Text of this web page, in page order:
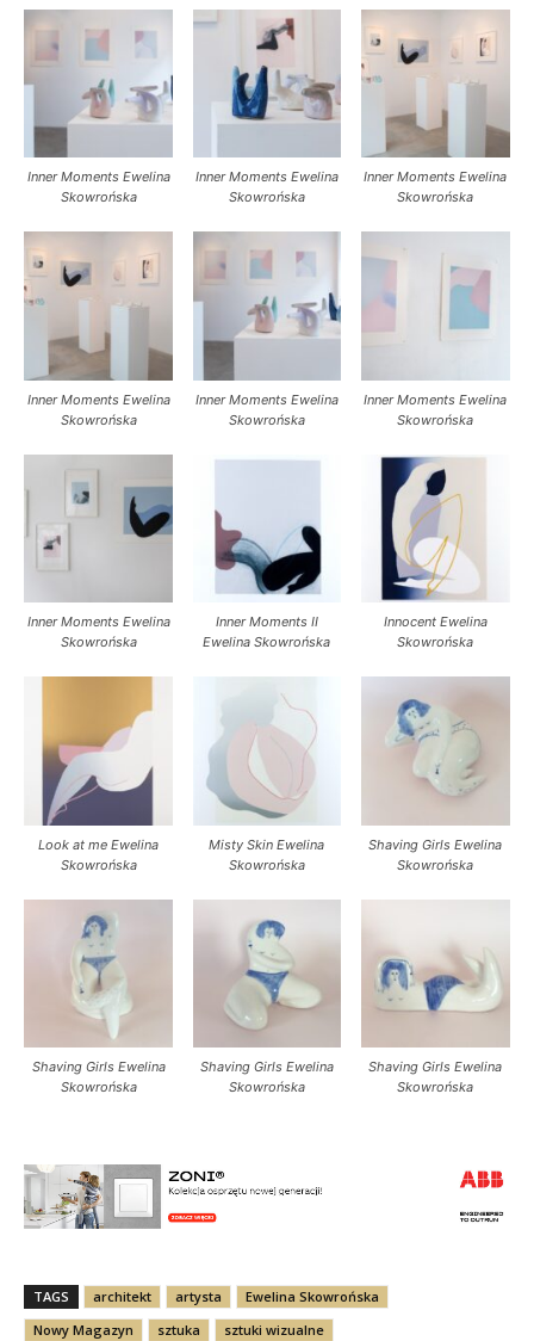
Inner Moments Ewelina
Skowrońska
Inner Moments Ewelina
Skowrońska
Inner Moments Ewelina
Skowrońska
Inner Moments Ewelina
Skowrońska
Inner Moments Ewelina
Skowrońska
Inner Moments Ewelina
Skowrońska
Inner Moments Ewelina
Skowrońska
Inner Moments II
Ewelina Skowrońska
Innocent Ewelina
Skowrońska
Look at me Ewelina
Skowrońska
Misty Skin Ewelina
Skowrońska
Shaving Girls Ewelina
Skowrońska
Shaving Girls Ewelina
Skowrońska
Shaving Girls Ewelina
Skowrońska
Shaving Girls Ewelina
Skowrońska
TAGS architekt artysta
Ewelina Skowrońska
Nowy Magazyn
sztuka
sztuki wizualne